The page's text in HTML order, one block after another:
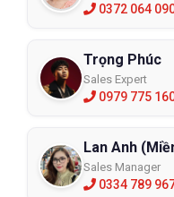
0372 064
Trọng Phúc
Sales Expert
0979 775
Lan Anh
Sales Manager
0334 789